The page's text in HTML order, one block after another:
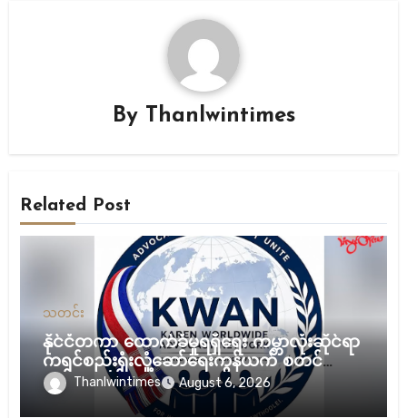
By Thanlwintimes
Related Post
သတင်း
နိုင်ငံတကာ ထောက်ခံမှုရရှိရေး ကမ္ဘာလုံးဆိုင်ရာ
ကရင်စည်းရုံးလှုံ့ဆော်ရေးကွန်ယက် စတင်
လှုပ်ရှားမယ်
Thanlwintimes August 6, 2026